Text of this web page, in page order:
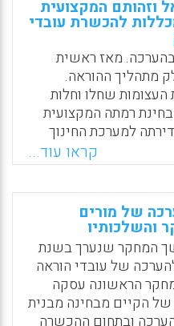
המכללות להכשרת
המוחלים עליהן, וכן
שבמערכת היחסים
למכללות (מירי
וזהותם המקצועית
להכשרת עובדי
מאז ראשית
מתהליך ההוראה.
שחלו וחלות
רמתה המקצועית
למערכת החינוך
במעט את תהליכי
המורה בכיתה. יתרה
על אופי ההערכה
חוץ במערכת, גם
מושאי ההערכה.
שהמורים זוכים היא
והן ברמתה. אם ניתן
של מורים על פי
הערכה אינה נכללת
ויצירת זהות מקצועית
קראו עוד...
של מורים
והשלכותיו
המחקר שנערך בשנת
להערכה של עובדי הוראה
הראשונה עסקה
הקיים מבחינה מבנית